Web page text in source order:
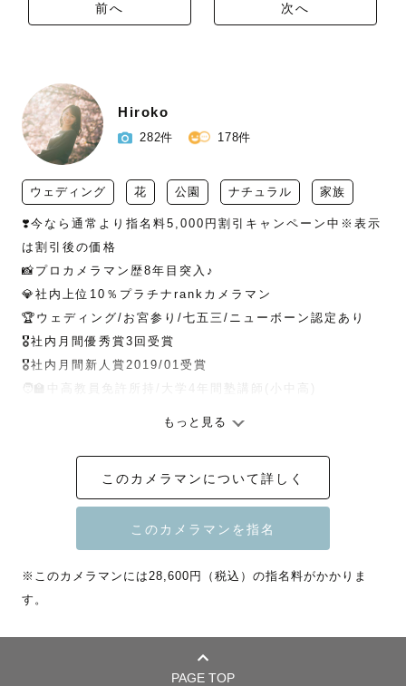
前へ 次へ
Hiroko
282件 178件
ウェディング 花 公園 ナチュラル 家族
❣️今なら通常より指名料5,000円割引キャンペーン中※表示
は割引後の価格
📸プロカメラマン歴8年目突入♪
💎社内上位10％プラチナrankカメラマン
🏆ウェディング/お宮参り/七五三/ニューボーン認定あり
🎖️社内月間優秀賞3回受賞
🎖️社内月間新人賞2019/01受賞
🧑‍🏫中高教員免許所持/大学4年間塾講師(小中高)
💐これから撮影させていただくゲストのみなさまへ
私自身、写真を見返す時間がとても好きで幸せです。
写真はずっと昔のものでも昨日のことのように話していた
内容も思い出せるタイムカプセルのようなものだと思って
います。
《"ただ写真を撮る時間"ではなく、"楽しい思い出となる時
ちろんのこと、素敵な時間も私と一緒に作っていきましょ
もっと見る
このカメラマンについて詳しく
※このカメラマンには28,600円（税込）の指名料がかかりま
す。
PAGE TOP